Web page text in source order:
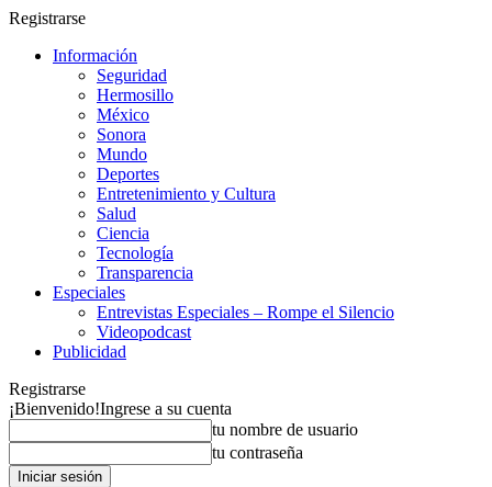
Registrarse
Información
Seguridad
Hermosillo
México
Sonora
Mundo
Deportes
Entretenimiento y Cultura
Salud
Ciencia
Tecnología
Transparencia
Especiales
Entrevistas Especiales – Rompe el Silencio
Videopodcast
Publicidad
Registrarse
¡Bienvenido!Ingrese a su cuenta
tu nombre de usuario
tu contraseña